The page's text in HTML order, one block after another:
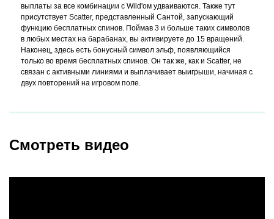
выплаты за все комбинации с Wild'ом удваиваются. Также тут
присутствует Scatter, представленный Сантой, запускающий
функцию бесплатных спинов. Поймав 3 и больше таких символов
в любых местах на барабанах, вы активируете до 15 вращений.
Наконец, здесь есть бонусный символ эльф, появляющийся
только во время бесплатных спинов. Он так же, как и Scatter, не
связан с активными линиями и выплачивает выигрыши, начиная с
двух повторений на игровом поле.
Смотреть видео